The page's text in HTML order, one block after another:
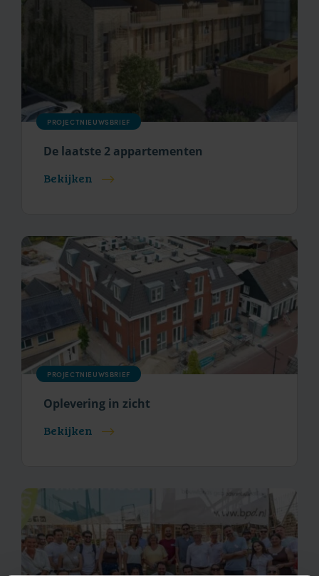
PROJECTNIEUWSBRIEF
De laatste 2 appartementen
Bekijken
PROJECTNIEUWSBRIEF
Oplevering in zicht
Bekijken